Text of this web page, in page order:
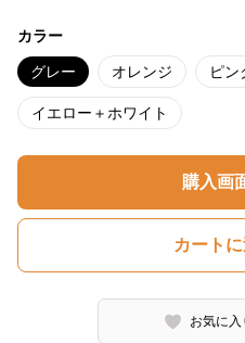
カラー
グレー オレンジ ピン
イエロー＋ホワイト
購入画
カート
お気に